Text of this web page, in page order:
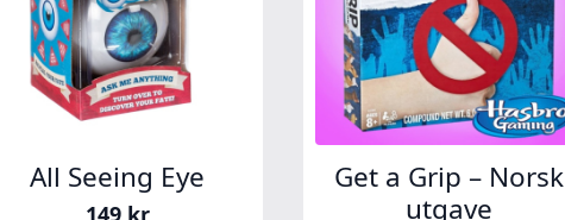
All Seeing Eye
149 kr
Get a Grip – Norsk
utgave